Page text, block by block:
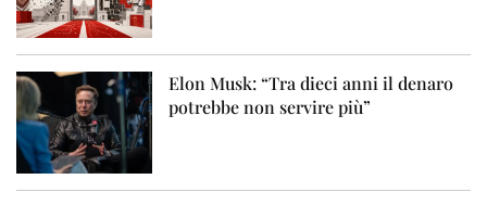
Elon Musk: “Tra dieci anni il denaro
potrebbe non servire più”